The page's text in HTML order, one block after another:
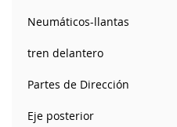
Neumáticos-llantas
tren delantero
Partes de Dirección
Eje posterior